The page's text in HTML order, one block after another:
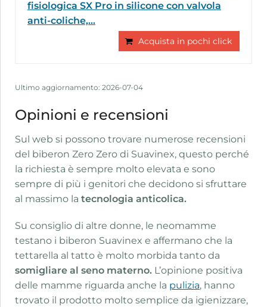
fisiologica SX Pro in silicone con valvola
anti-coliche,...
Acquista in pochi click
Ultimo aggiornamento: 2026-07-04
Opinioni e recensioni
Sul web si possono trovare numerose recensioni
del biberon Zero Zero di Suavinex, questo perché
la richiesta è sempre molto elevata e sono
sempre di più i genitori che decidono si sfruttare
al massimo la tecnologia anticolica.
Su consiglio di altre donne, le neomamme
testano i biberon Suavinex e affermano che la
tettarella al tatto è molto morbida tanto da
somigliare al seno materno. L’opinione positiva
delle mamme riguarda anche la pulizia, hanno
trovato il prodotto molto semplice da igienizzare,